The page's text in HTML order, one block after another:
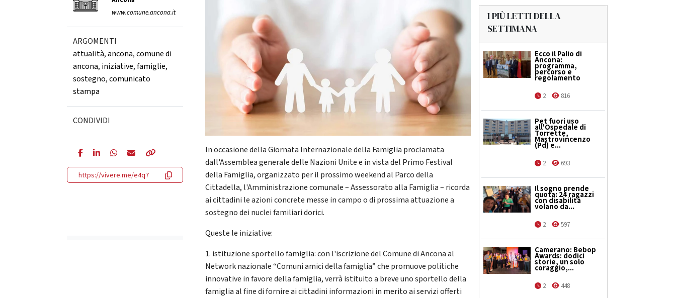
www.comune.ancona.it
ARGOMENTI
attualità,ancona,comune di
ancona, iniziative,famiglie,
sostegno,comunicato
stampa
CONDIVIDI
https://vivere.me/e4q7
In occasione della Giornata Internazionale della Famiglia proclamata
dall'Assemblea generale delle Nazioni Unite e in vista del Primo Festival
della Famiglia, organizzato per il prossimo weekend al Parco della
Cittadella, l'Amministrazione comunale – Assessorato alla Famiglia – ricorda
ai cittadini le azioni concrete messe in campo o di prossima attuazione a
sostegno dei nuclei familiari dorici.
Queste le iniziative:
1. istituzione sportello famiglia: con l'iscrizione del Comune di Ancona al
Network nazionale “Comuni amici della famiglia” che promuove politiche
innovative in favore della famiglia, verrà istituito a breve uno sportello della
famiglia al fine di fornire ai cittadini informazioni in merito ai servizi offerti
I PIÙ LETTI DELLA
SETTIMANA
Ecco il Palio di
Ancona:
programma,
percorso e
regolamento
2 816
Pet fuori uso
all'Ospedale di
Torrette,
Mastrovincenzo
(Pd) e...
2 693
Il sogno prende
quota: 24 ragazzi
con disabilità
volano da...
2 597
Camerano: Bebop
Awards: dodici
storie, un solo
coraggio,...
2 448